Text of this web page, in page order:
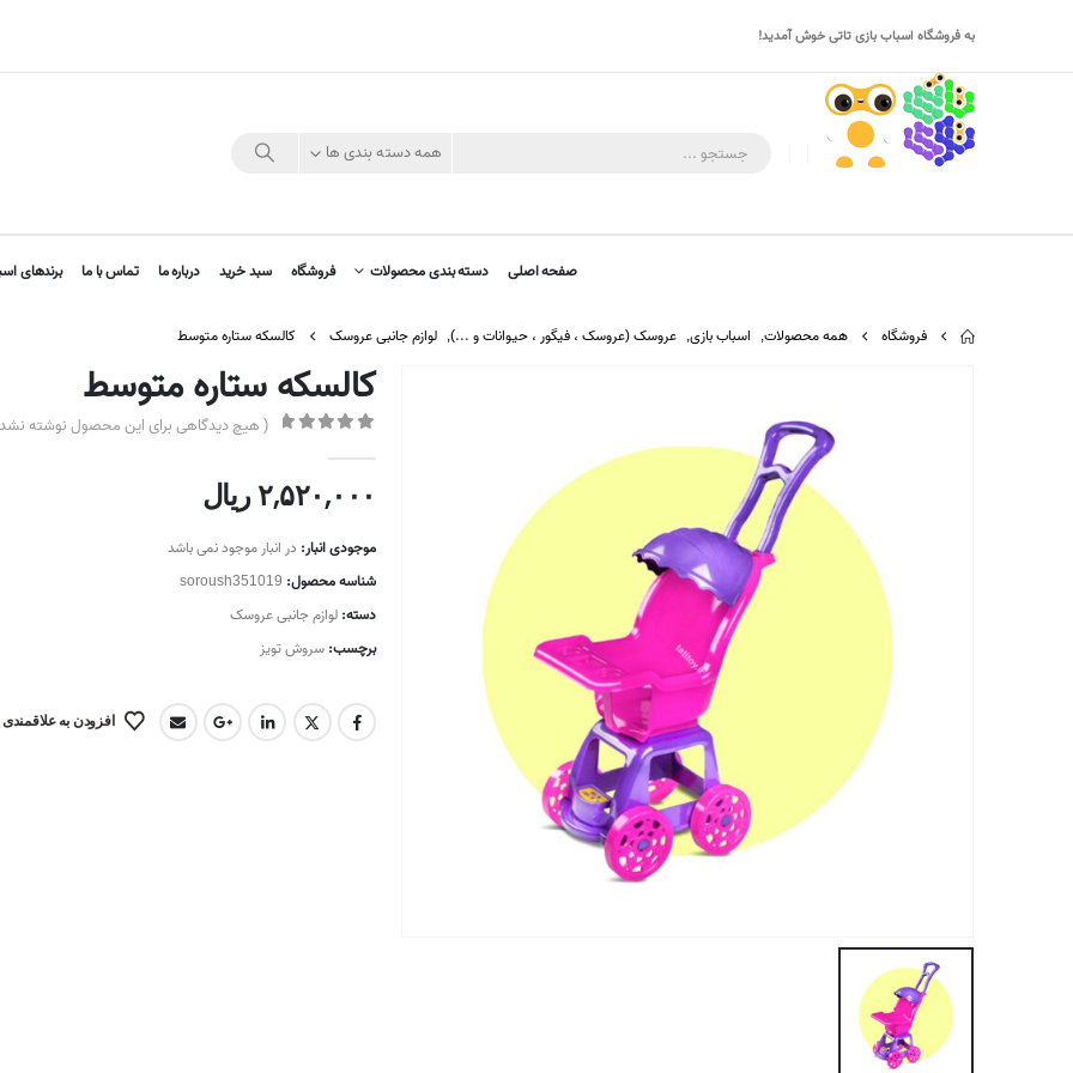
به فروشگاه اسباب بازی تاتی خوش آمدید!
همه دسته بندی ها
صفحه اصلی دسته بندی محصولات فروشگاه سبد خرید درباره ما تماس با ما برندهای
فروشگاه همه محصولات, اسباب بازی, عروسک (عروسک ، فیگور ، حیوانات و ...), لوازم جانبی عروسک کالسکه ستاره متوسط
کالسکه ستاره متوسط
( هیچ دیدگاهی برای این محصول نوشته
۲,۵۲۰,۰۰۰ریال
موجودی انبار: در انبار موجود نمی باشد
شناسه محصول: soroush351019
دسته: لوازم جانبی عروسک
برچسب: سروش تویز
افزودن به علاقمندی